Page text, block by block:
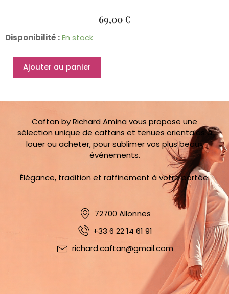
69,00€
Disponibilité :En stock
quantité
Lamia
verteAjouter au panier
Caftan by Richard Amina vous propose une
sélection unique de caftans et tenues orientales à
louer ou acheter, pour sublimer vos plus beaux
événements.
Élégance, tradition et raffinement à votre portée.
72700 Allonnes
+33 6 22 14 61 91
richard.caftan@gmail.com